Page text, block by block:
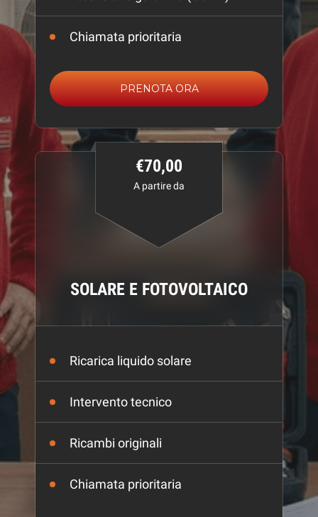
Chiamata prioritaria
PRENOTA ORA
€70,00
A partire da
SOLARE E FOTOVOLTAICO
Ricarica liquido solare
Intervento tecnico
Ricambi originali
Chiamata prioritaria